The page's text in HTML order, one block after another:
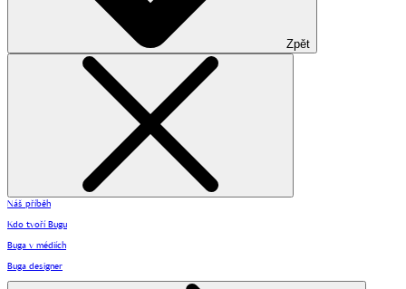
Zpět
Náš příběh
Kdo tvoří Bugu
Buga v médiích
Buga designer